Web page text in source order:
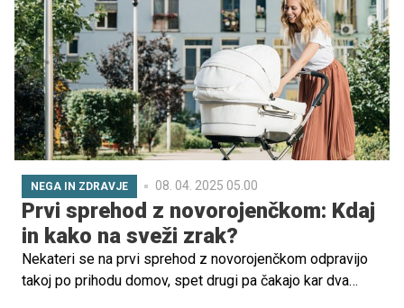
življenje mnogim družinam in bodo morda pomagala tudi
vam.
NEGA IN ZDRAVJE 08. 04. 2025 05.00
Prvi sprehod z novorojenčkom: Kdaj
in kako na sveži zrak?
Nekateri se na prvi sprehod z novorojenčkom odpravijo
takoj po prihodu domov, spet drugi pa čakajo kar dva